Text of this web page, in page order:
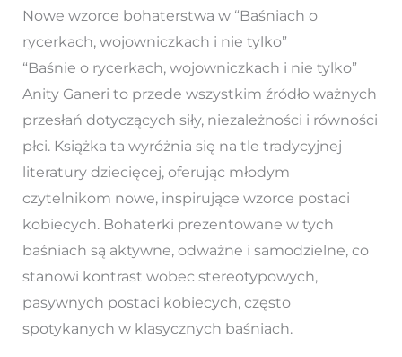
Nowe wzorce bohaterstwa w “Baśniach o
rycerkach, wojowniczkach i nie tylko”
“Baśnie o rycerkach, wojowniczkach i nie tylko”
Anity Ganeri to przede wszystkim źródło ważnych
przesłań dotyczących siły, niezależności i równości
płci. Książka ta wyróżnia się na tle tradycyjnej
literatury dziecięcej, oferując młodym
czytelnikom nowe, inspirujące wzorce postaci
kobiecych. Bohaterki prezentowane w tych
baśniach są aktywne, odważne i samodzielne, co
stanowi kontrast wobec stereotypowych,
pasywnych postaci kobiecych, często
spotykanych w klasycznych baśniach.